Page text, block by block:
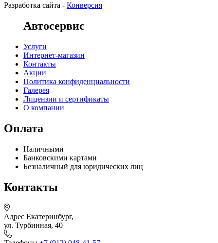
Разработка сайта - Конверсия
Автосервис
Услуги
Интернет-магазин
Контакты
Акции
Политика конфиденциальности
Галерея
Лицензии и сертификаты
О компании
Оплата
Наличными
Банковскими картами
Безналичный для юридических лиц
Контакты
Адрес Екатеринбург,
ул. Турбинная, 40